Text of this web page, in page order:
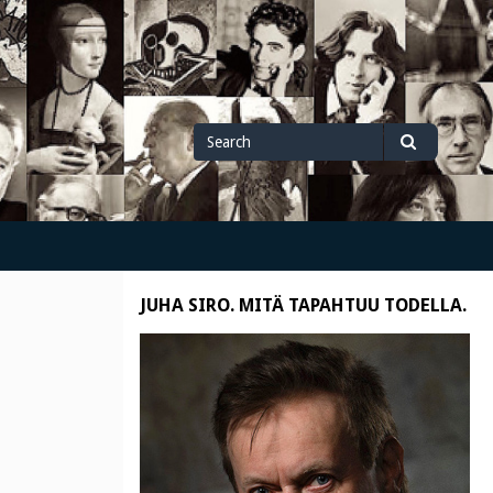
Search
for
Search
JUHA SIRO. MITÄ TAPAHTUU TODELLA.